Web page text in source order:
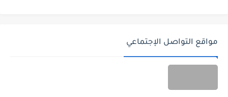
مواقع التواصل الإجتماعي